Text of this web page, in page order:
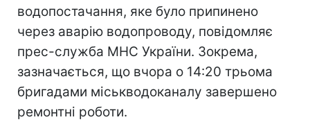
водопостачання, яке було припинено
через аварію водопроводу, повідомляє
прес-служба МНС України. Зокрема,
зазначається, що вчора о 14:20 трьома
бригадами міськводоканалу завершено
ремонтні роботи.